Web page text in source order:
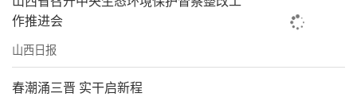
作推进会
山西日报
春潮涌三晋 实干启新程